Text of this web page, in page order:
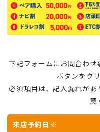
下記フォームにお問合わせ
ボタンをク
必須項目は、記入漏れが
意
来店予約日※